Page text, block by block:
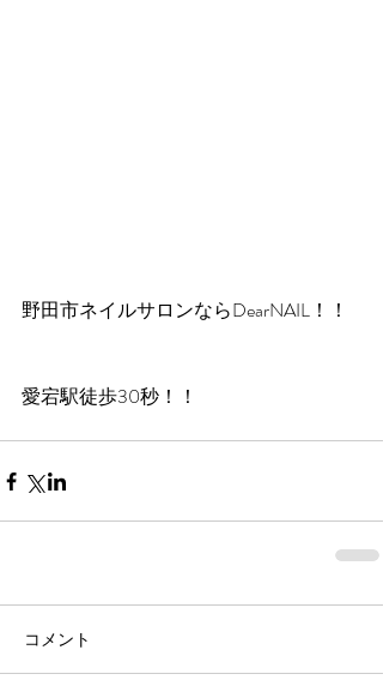
野田市ネイルサロンならDearNAIL！！
愛宕駅徒歩30秒！！
コメント